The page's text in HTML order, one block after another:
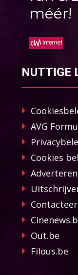
méér!
NUTTIGE
AVG
Cookies
Adverteren
Out.be
Filous.be